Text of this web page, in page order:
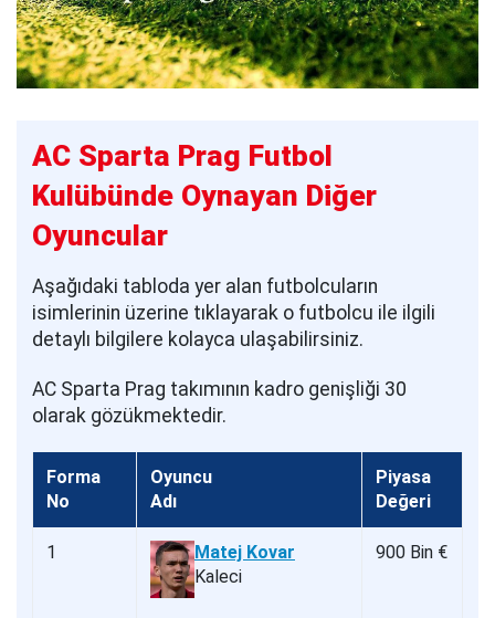
AC Sparta Prag Futbol
Kulübünde Oynayan Diğer
Oyuncular
Aşağıdaki tabloda yer alan futbolcuların
isimlerinin üzerine tıklayarak o futbolcu ile ilgili
detaylı bilgilere kolayca ulaşabilirsiniz.
AC Sparta Prag takımının kadro genişliği 30
olarak gözükmektedir.
Forma
No
Oyuncu
Adı
Piyasa
Değeri
1
Matej Kovar
Kaleci
900 Bin €